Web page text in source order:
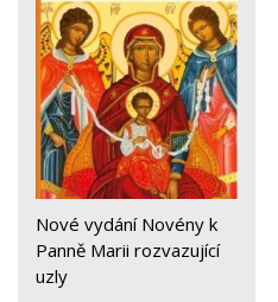
Nové vydání Novény k
Panně Marii rozvazující
uzly